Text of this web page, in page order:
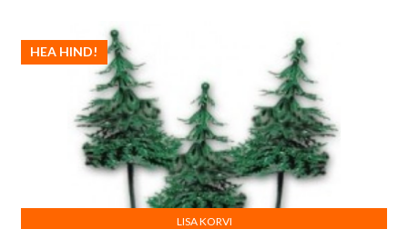
HEA HIND!
LISA KORVI